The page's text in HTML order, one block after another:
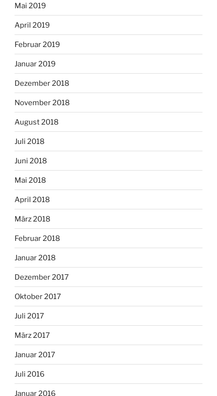
Mai 2019
April 2019
Februar 2019
Januar 2019
Dezember 2018
November 2018
August 2018
Juli 2018
Juni 2018
Mai 2018
April 2018
März 2018
Februar 2018
Januar 2018
Dezember 2017
Oktober 2017
Juli 2017
März 2017
Januar 2017
Juli 2016
Januar 2016